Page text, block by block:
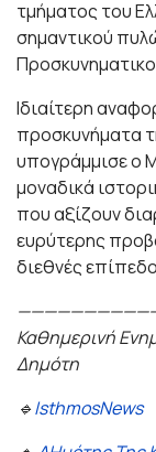
τμήματος του
σημαντικού
Ιδιαίτερη
προσκυνήματα
υπογράμμισε ο
μοναδικά
που αξίζουν
ευρύτερης
διεθνές
Καθημερινή
Δημότη
🔹IsthmosNews